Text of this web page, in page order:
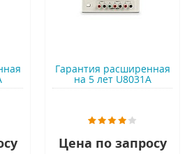
Гарантия расширенная
на 5 лет U8031A
Цена по запросу